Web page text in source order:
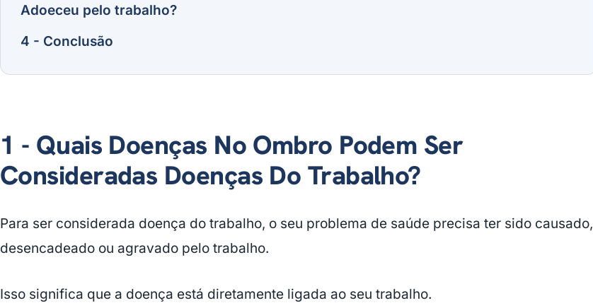
Adoeceu pelo trabalho?
4 - Conclusão
1 - Quais Doenças No Ombro Podem Ser
Consideradas Doenças Do Trabalho?
Para ser considerada doença do trabalho, o seu problema de saúde precisa ter sido causado,
desencadeado ou agravado pelo trabalho.
Isso significa que a doença está diretamente ligada ao seu trabalho.